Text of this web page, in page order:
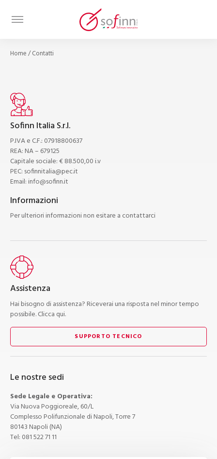
Home/Contatti
Sofinn Italia S.r.l.
P.IVA e C.F.: 07918800637
REA: NA – 679125
Capitale sociale: € 88.500,00 i.v
PEC: sofinnitalia@pec.it
Email:info@sofinn.it
Informazioni
Per ulteriori informazioni non esitare a contattarci
Assistenza
Hai bisogno di assistenza? Riceverai una risposta nel minor tempo
possibile. Clicca qui.
SUPPORTO TECNICO
Le nostre sedi
Sede Legale e Operativa:
Via Nuova Poggioreale, 60/L
Complesso Polifunzionale di Napoli, Torre 7
80143 Napoli (NA)
Tel: 081 522 71 11